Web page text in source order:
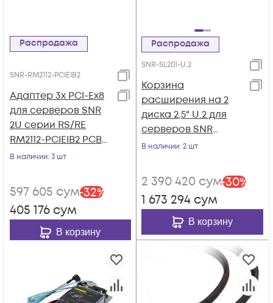
Распродажа
SNR-RM2112-PCIEIB2
Адаптер 3x PCI-Ex8
для серверов SNR
2U серии RS/RE
RM2112-PCIEIB2 PCBA
VER.B
В наличии: 3 шт
597 605 сум-32%
405 176 сум
В корзину
Распродажа
SNR-SL201-U.2
Корзина
расширения на 2
диска 2,5" U.2 для
серверов SNR
серии RS/RE
В наличии: 2 шт
2 390 420 сум-30%
1 673 294 сум
В корзину